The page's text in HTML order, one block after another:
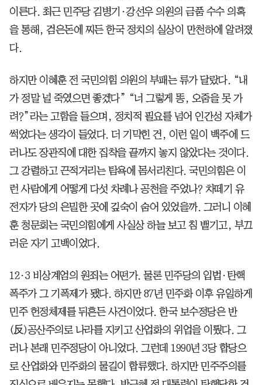
이른다. 최근 민주당 김병기·강선우 의원의 금품 수수 의혹
을 통해, 검은돈에 찌든 한국 정치의 실상이 만천하에 알려졌
다.
하지만 이혜훈 전 국민의힘 의원의 부패는 류가 달랐다. “내
가 정말 널 죽였으면 좋겠다” “너 그렇게 똥, 오줌을 못 가
려?”라는 고함을 들으며, 정치적 필요를 넘어 인간성 자체가
썩었다는 생각이 들었다. 더 기막힌 건, 이런 일이 백주에 드
러나도 장관직에 대한 집착을 끝까지 놓지 않았다는 것이다.
그 강렬하고 끈적거리는 탐욕에 몸서리친다. 국민의힘은 이
런 사람에게 어떻게 다섯 차례나 공천을 주었나? 차떼기 유
전자가 당의 은밀한 곳에 깊숙이 숨어 있었을까. 그러니 이혜
훈 청문회는 국민의힘에게 사실상 하늘 보고 침 뱉기고, 부끄
러운 자기 고백이었다.
12·3 비상계엄의 원죄는 어떤가. 물론 민주당의 입법·탄핵
폭주가 그 기폭제가 됐다. 하지만 87년 민주화 이후 유일하게
민주 헌정체제를 뒤흔든 사건이었다. 한국 보수정당은 반
(反)공산주의로 나라를 지키고 산업화의 위업을 이뤘다. 그
러나 본래 민주정당이 아니었다. 그런데 1990년 3당 합당으
로 산업화와 민주화의 물길이 합류했다. 하지만 민주주의를